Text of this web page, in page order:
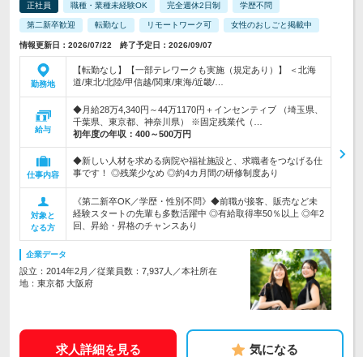
正社員 職種・業種未経験OK 完全週休2日制 学歴不問
第二新卒歓迎 転勤なし リモートワーク可 女性のおしごと掲載中
情報更新日：2026/07/22 終了予定日：2026/09/07
勤務地
【転勤なし】【一部テレワークも実施（規定あり）】 ＜北海
道/東北/北陸/甲信越/関東/東海/近畿/…
給与
◆月給28万4,340円～44万1170円＋インセンティブ （埼玉県、
千葉県、東京都、神奈川県） ※固定残業代（…
初年度の年収： 400～500万円
仕事内容
◆新しい人材を求める病院や福祉施設と、求職者をつなげる仕
事です！ ◎残業少なめ ◎約4カ月間の研修制度あり
対象と
なる方
《第二新卒OK／学歴・性別不問》◆前職が接客、販売など未
経験スタートの先輩も多数活躍中 ◎有給取得率50％以上 ◎年2
回、昇給・昇格のチャンスあり
企業データ
設立：2014年2月／従業員数：7,937人／本社所在
地：東京都 大阪府
求人詳細を見る 気になる